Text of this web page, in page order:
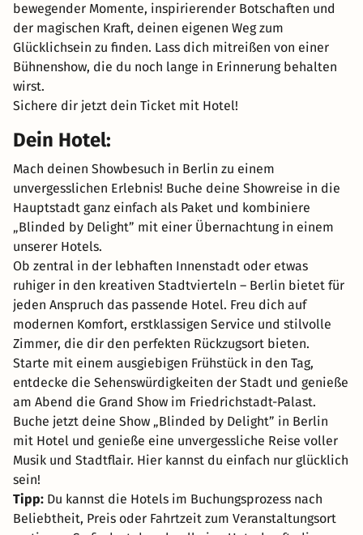
bewegender Momente, inspirierender Botschaften und
der magischen Kraft, deinen eigenen Weg zum
Glücklichsein zu finden. Lass dich mitreißen von einer
Bühnenshow, die du noch lange in Erinnerung behalten
wirst.
Sichere dir jetzt dein Ticket mit Hotel!
Dein Hotel:
Mach deinen Showbesuch in Berlin zu einem
unvergesslichen Erlebnis! Buche deine Showreise in die
Hauptstadt ganz einfach als Paket und kombiniere
„Blinded by Delight” mit einer Übernachtung in einem
unserer Hotels.
Ob zentral in der lebhaften Innenstadt oder etwas
ruhiger in den kreativen Stadtvierteln – Berlin bietet für
jeden Anspruch das passende Hotel. Freu dich auf
modernen Komfort, erstklassigen Service und stilvolle
Zimmer, die dir den perfekten Rückzugsort bieten.
Starte mit einem ausgiebigen Frühstück in den Tag,
entdecke die Sehenswürdigkeiten der Stadt und genieße
am Abend die Grand Show im Friedrichstadt-Palast.
Buche jetzt deine Show „Blinded by Delight” in Berlin
mit Hotel und genieße eine unvergessliche Reise voller
Musik und Stadtflair. Hier kannst du einfach nur glücklich
sein!
Tipp: Du kannst die Hotels im Buchungsprozess nach
Beliebtheit, Preis oder Fahrtzeit zum Veranstaltungsort